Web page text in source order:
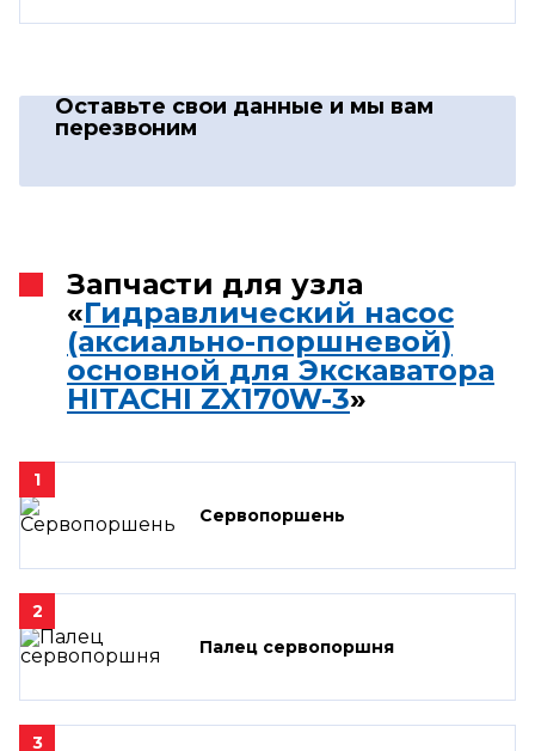
Оставьте свои данные и мы вам
перезвоним
Запчасти для узла
«Гидравлический насос
(аксиально-поршневой)
основной для Экскаватора
HITACHI ZX170W-3»
1
Сервопоршень
2
Палец сервопоршня
3